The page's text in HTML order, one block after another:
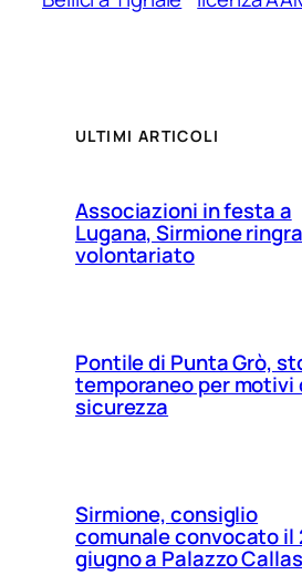
ULTIMI ARTICOLI
Associazioni in festa a
Lugana, Sirmione
volontariato
Pontile di Punta Grò,
temporaneo per motivi
sicurezza
Sirmione, consiglio
comunale convocato il
giugno a Palazzo Callas